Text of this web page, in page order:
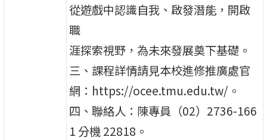
從遊戲中認識自我、啟發潛能，開啟
職
涯探索視野，為未來發展奠下基礎。
三、課程詳情請見本校進修推廣處官
網：https://ocee.tmu.edu.tw/。
四、聯絡人：陳專員（02）2736-166
1 分機 22818。